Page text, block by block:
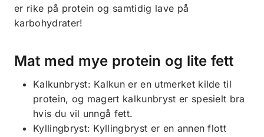
er rike på protein og samtidig lave på
karbohydrater!
Mat med mye protein og lite fett
Kalkunbryst: Kalkun er en utmerket kilde til
protein, og magert kalkunbryst er spesielt bra
hvis du vil unngå fett.
Kyllingbryst: Kyllingbryst er en annen flott